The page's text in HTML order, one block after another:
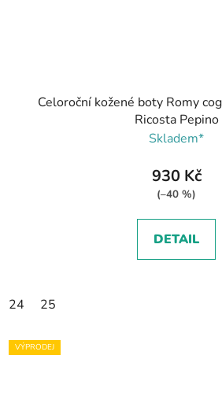
Celoroční kožené boty Romy
Ricosta Pepino
Skladem*
930 Kč
(–40 %)
DETAIL
24 25
VÝPRODEJ